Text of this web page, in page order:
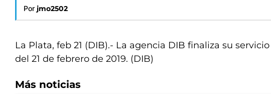
Por jmo2502
La Plata, feb 21 (DIB).- La agencia DIB finaliza su
del 21 de febrero de 2019. (DIB)
Más noticias